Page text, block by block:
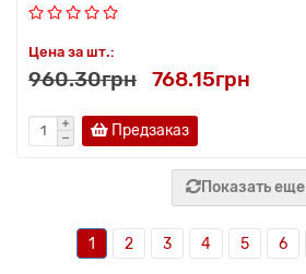
Цена за шт.:
960.30грн 768.15грн
Предзаказ
Показать еще
1 2 3 4 5 6